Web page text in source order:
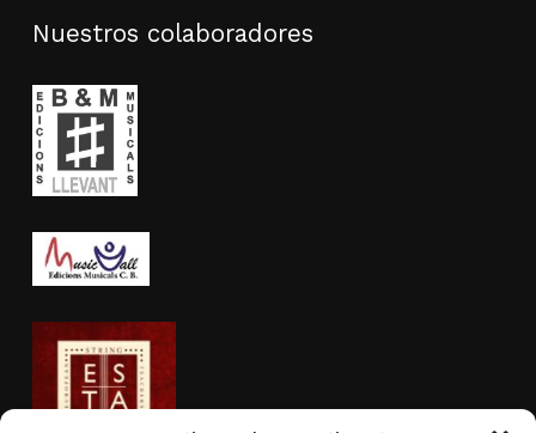
Nuestros colaboradores